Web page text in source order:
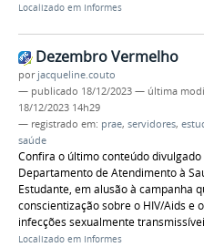
Localizado em Informes
Dezembro Vermelho
por jacqueline.couto
— publicado 18/12/2023 — última
18/12/2023 14h29
— registrado em: prae, servidores,
saúde
Confira o último conteúdo divulgado
Departamento de Atendimento à
Estudante, em alusão à campanha
conscientização sobre o HIV/Aids e
infecções sexualmente
Localizado em Informes